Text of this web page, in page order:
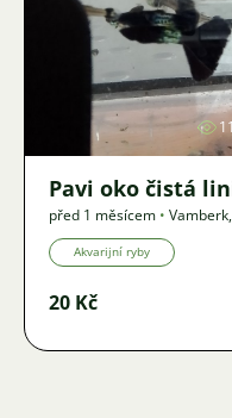
Pavi oko čistá
před 1 měsícem • Vamberk,
Akvarijní ryby
20 Kč